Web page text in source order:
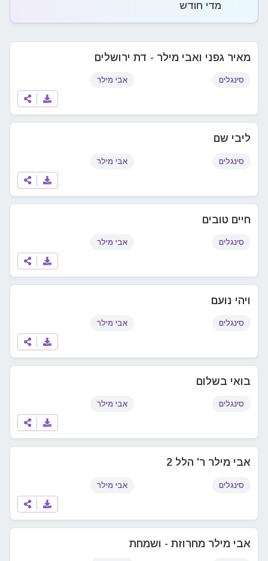
מדי חודש
מאיר גפני ואבי מילר - דת ירושלים
סינגלים אבי מילר
ליבי שם
סינגלים אבי מילר
חיים טובים
סינגלים אבי מילר
ויהי נועם
סינגלים אבי מילר
בואי בשלום
סינגלים אבי מילר
אבי מילר ר' הלל 2
סינגלים אבי מילר
אבי מילר מחרוזת - ושמחת